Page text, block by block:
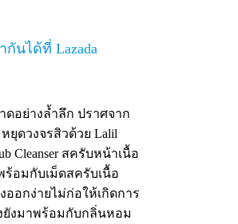
นได้ที่ Lazada
ดอย่างล้ำลึก ปราศจาก
ดวงจรสิวด้วย Lalil
Cleanser สครับหน้าเนื้อ
อมกับเม็ดสครับเนื้อ
ออกง่ายไม่ก่อให้เกิดการ
งมาพร้อมกับกลิ่นหอม